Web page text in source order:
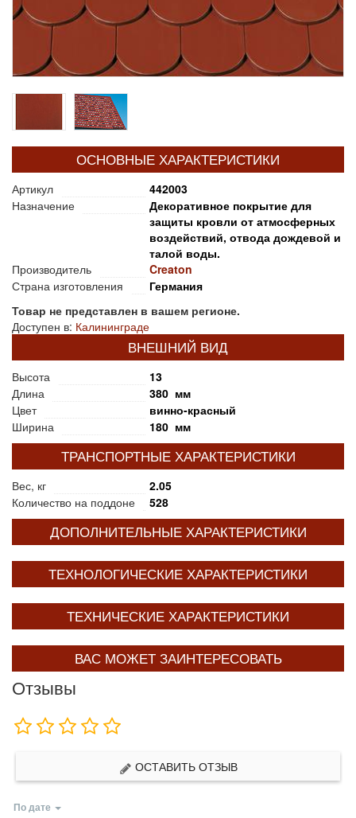
ОСНОВНЫЕ ХАРАКТЕРИСТИКИ
Артикул
442003
Назначение
Декоративное покрытие для
защиты кровли от атмосферных
воздействий, отвода дождевой и
талой воды.
Производитель
Creaton
Страна изготовления
Германия
Товар не представлен в вашем регионе.
Доступен в: Калининграде
ВНЕШНИЙ ВИД
Высота
13
Длина
380 мм
Цвет
винно-красный
Ширина
180 мм
ТРАНСПОРТНЫЕ ХАРАКТЕРИСТИКИ
Вес, кг
2.05
Количество на поддоне
528
ДОПОЛНИТЕЛЬНЫЕ ХАРАКТЕРИСТИКИ
ТЕХНОЛОГИЧЕСКИЕ ХАРАКТЕРИСТИКИ
ТЕХНИЧЕСКИЕ ХАРАКТЕРИСТИКИ
ВАС МОЖЕТ ЗАИНТЕРЕСОВАТЬ
Отзывы
ОСТАВИТЬ ОТЗЫВ
По дате